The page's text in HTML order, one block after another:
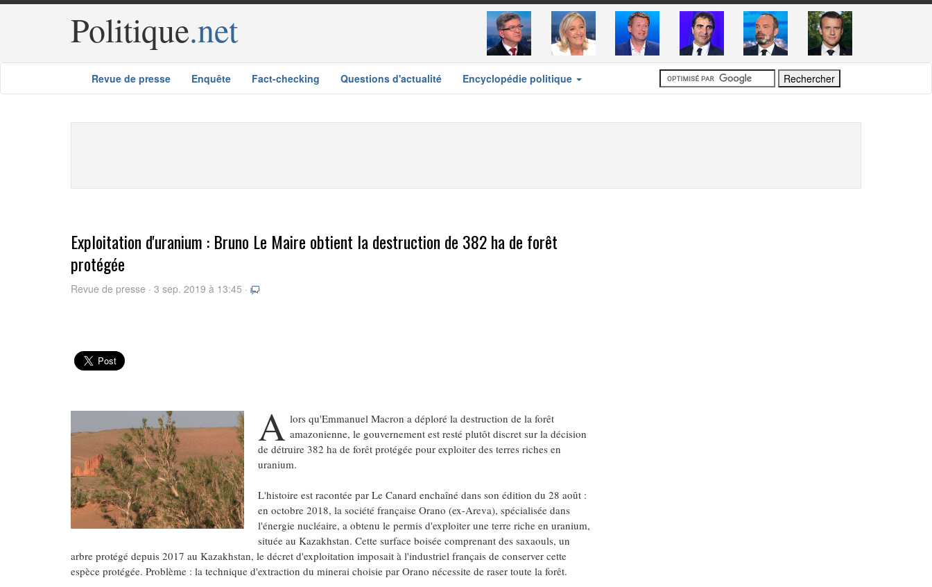
Politique.net
Revue de presse Enquête Fact-checking Questions d'actualité Encyclopédie politique
Exploitation d'uranium : Bruno Le Maire obtient la destruction de 382 ha de forêt
protégée
Revue de presse · 3 sep. 2019 à 13:45 ·
A lors qu'Emmanuel Macron a déploré la destruction de la forêt
amazonienne, le gouvernement est resté plutôt discret sur la décision
de détruire 382 ha de forêt protégée pour exploiter des terres riches en
uranium.
L'histoire est racontée par Le Canard enchaîné dans son édition du 28 août :
en octobre 2018, la société française Orano (ex-Areva), spécialisée dans
l'énergie nucléaire, a obtenu le permis d'exploiter une terre riche en uranium,
située au Kazakhstan. Cette surface boisée comprenant des saxaouls, un
arbre protégé depuis 2017 au Kazakhstan, le décret d'exploitation imposait à l'industriel français de conserver cette
espèce protégée. Problème : la technique d'extraction du minerai choisie par Orano nécessite de raser toute la forêt.